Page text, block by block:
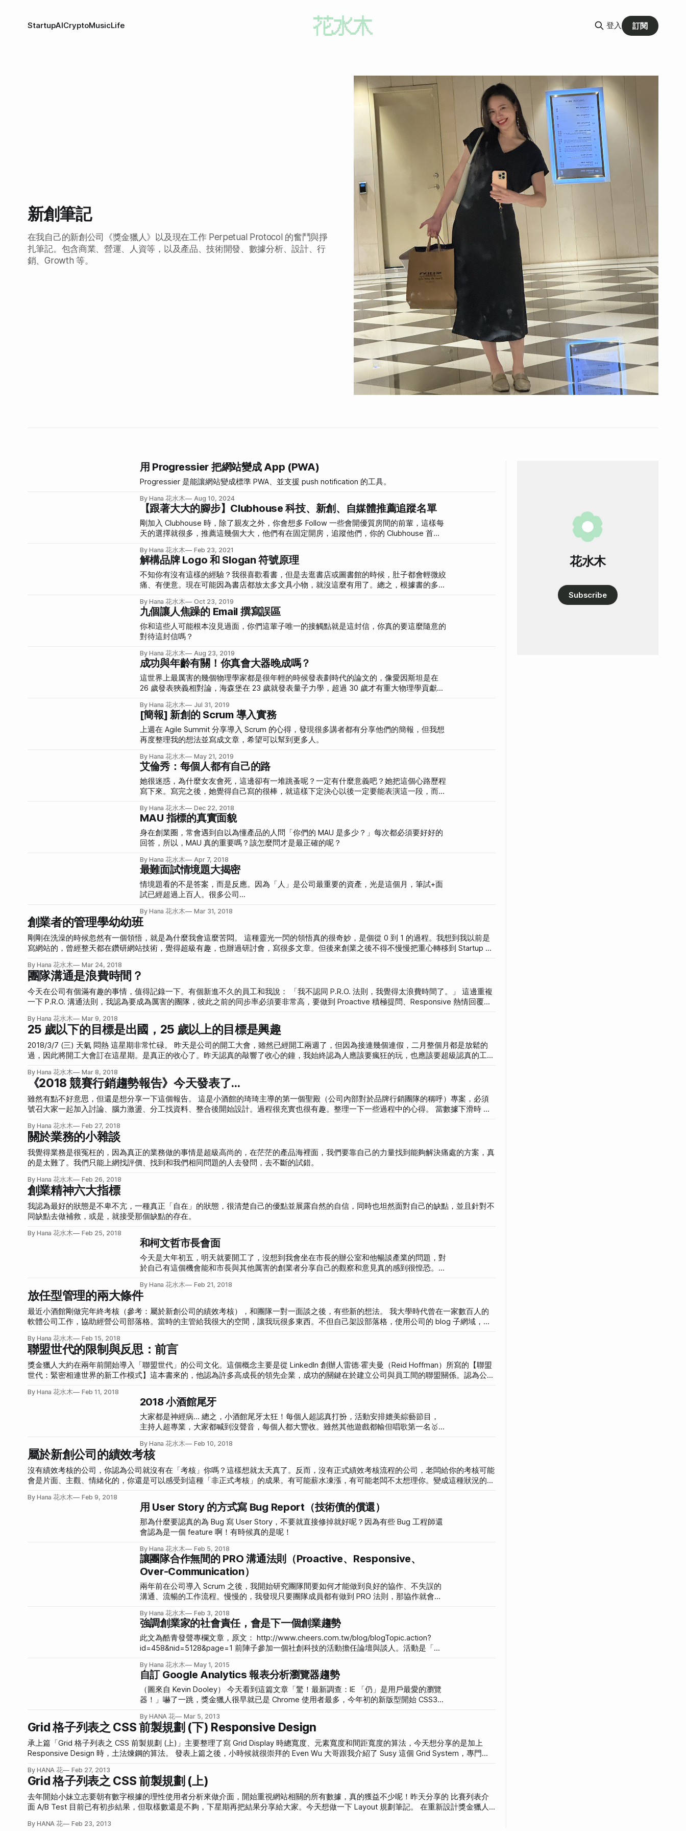
StartupAICryptoMusicLife 登入 訂閱
新創筆記
在我自己的新創公司《獎金獵人》以及現在工作 Perpetual Protocol 的奮鬥與掙
扎筆記。包含商業、營運、人資等，以及產品、技術開發、數據分析、設計、行
銷、Growth 等。
用 Progressier 把網站變成 App (PWA)
Progressier 是能讓網站變成標準 PWA、並支援 push notification 的工具。
By Hana 花水木 Aug 10, 2024
【跟著大大的腳步】Clubhouse 科技、新創、自媒體推薦追蹤名單
剛加入 Clubhouse 時，除了親友之外，你會想多 Follow 一些會開優質房間的前輩，這樣每
天的選擇就很多，推薦這幾個大大，他們有在固定開房，追蹤他們，你的 Clubhouse 首頁
By Hana 花水木 Feb 23, 2021
解構品牌 Logo 和 Slogan 符號原理
不知你有沒有這樣的經驗？我很喜歡看書，但是去逛書店或圖書館的時候，肚子都會輕微絞
痛、有便意。現在可能因為書店都放太多文具小物，就沒這麼有用了。總之，根據書的多
By Hana 花水木 Oct 23, 2019
九個讓人焦躁的 Email 撰寫誤區
你和這些人可能根本沒見過面，你們這輩子唯一的接觸點就是這封信，你真的要這麼隨意的
對待這封信嗎？
By Hana 花水木 Aug 23, 2019
成功與年齡有關！你真會大器晚成嗎？
這世界上最厲害的幾個物理學家都是很年輕的時候發表劃時代的論文的，像愛因斯坦是在
26 歲發表狹義相對論，海森堡在 23 歲就發表量子力學，超過 30 歲才有重大物理學貢獻的
By Hana 花水木 Jul 31, 2019
[簡報] 新創的 Scrum 導入實務
上週在 Agile Summit 分享導入 Scrum 的心得，發現很多講者都有分享他們的簡報，但我想
再度整理我的想法並寫成文章，希望可以幫到更多人。
By Hana 花水木 May 21, 2019
艾倫秀：每個人都有自己的路
她很迷惑，為什麼女友會死，這邊卻有一堆跳蚤呢？一定有什麼意義吧？她把這個心路歷程
寫下來。寫完之後，她覺得自己寫的很棒，就這樣下定決心以後一定要能表演這一段，而且
By Hana 花水木 Dec 22, 2018
MAU 指標的真實面貌
身在創業圈，常會遇到自以為懂產品的人問「你們的 MAU 是多少？」每次都必須要好好的
回答，所以，MAU 真的重要嗎？該怎麼問才是最正確的呢？
By Hana 花水木 Apr 7, 2018
最難面試情境題大揭密
情境題看的不是答案，而是反應。因為「人」是公司最重要的資產，光是這個月，筆試+面
試已經超過上百人。很多公司...
By Hana 花水木 Mar 31, 2018
創業者的管理學幼幼班
剛剛在洗澡的時候忽然有一個領悟，就是為什麼我會這麼苦悶。 這種靈光一閃的領悟真的很奇妙，是個從 0 到 1 的過程。我想到我以前是
寫網站的，曾經整天都在鑽研網站技術，覺得超級有趣，也辦過研討會，寫很多文章。但後來創業之後不得不慢慢把重心轉移到 Startup 本
就算大家講的東西我可以聽的懂，但我沒辦法「著手」寫程式了，就像失去魔力的魔法師一樣。是種落寞。但驚悚的是，當我重心轉移到創
業之後，「經營公司」也不是我擅長的，我的 Skill Set 點滿的可能只有產品這一塊，我知道如何定位，如何規畫產品，如何安排進度，如何
優化產品不斷改良，但也就僅止於此。我對於管理公司只有兩年的經驗，是菜鳥中的菜鳥，但因為我是公司的 CEO，我必須假裝我會這些
事情，我必須想辦法讓員工信服，可是很多時候，很多產品以外的事情，老實說我根本不知道怎樣才是最好的。
By Hana 花水木 Mar 24, 2018
團隊溝通是浪費時間？
今天在公司有個滿有趣的事情，值得記錄一下。有個新進不久的員工和我說： 「我不認同 P.R.O. 法則，我覺得太浪費時間了。」 這邊重複
一下 P.R.O. 溝通法則，我認為要成為厲害的團隊，彼此之前的同步率必須要非常高，要做到 Proactive 積極提問、Responsive 熱情回覆、
Over-Communication） 但我幾乎快忘記，這個法則僅限於「團隊」、「組織」型的人才，對於 SOHO 族、單幹王來說，會是很痛苦的一
件事情。這個情境完全把我拉回五年前的獎金獵人，當時我們完全就是「反 PRO 法則」的團隊，因為我們只有
By Hana 花水木 Mar 9, 2018
25 歲以下的目標是出國，25 歲以上的目標是興趣
2018/3/7 (三) 天氣 悶熱 這星期非常忙碌。 昨天是公司的開工大會，雖然已經開工兩週了，但因為接連幾個連假，二月整個月都是放鬆的
過，因此將開工大會訂在這星期。是真正的收心了。昨天認真的敲響了收心的鐘，我始終認為人應該要瘋狂的玩，也應該要超級認真的工
有漂亮的共識，然後我又花了一個月的時間沈澱，把這樣的共識變成實際可以執行的項目，最後又花兩週的時間，將這樣的計畫製作成好吸
收、容易理解、架構明確、邏輯清楚的簡報。 但是我知道這樣不夠，只在開工大會報告，不如這一年的每一天都身體力行這樣的計畫，並
且不斷的重複提醒、調整方向、反覆溝通，讓所有團隊在同一條線上。因為公司管理的工作幾乎都在我身上，對我來說這是很大的挑戰。記
得前陣子看到一篇文章，說「如果你對於 1:1 Meeting（一對一會議）會感到壓力的話，那你很有可能不適合管理」。看到之後其實我有點
By Hana 花水木 Mar 8, 2018
《2018 競賽行銷趨勢報告》今天發表了...
雖然有點不好意思，但還是想分享一下這個報告。 這是小酒館的琦琦主導的第一個聖殿（公司內部對於品牌行銷團隊的稱呼）專案，必須
號召大家一起加入討論、腦力激盪、分工找資料、整合後開始設計。過程很充實也很有趣。整理一下一些過程中的心得。 當數據下滑時 第
因為我們發現，原本想呈現「台灣的創意競賽越來越多了」的走勢圖，數據居然是越來越少，而且是自從 2016 年就猛烈下滑，就像崩盤的
比特幣一樣，讓人失去信心。 很有趣的是，就算你所在的環境氛圍多好，你的工作內容、獲得的回饋和薪資、能學習的知識都和原本一模
一樣，也很容易只因為看到「數據下滑」就認為公司好像在走下坡，這是一種隱形的、潛在的恐慌感。 大家看到數字的時候，忽然都變得
有些遲疑，不知道到底該如何發表這個數字。 「唔...好像不能就這樣發表耶...」Sally 總是很外向。 「但這應該算是最重要的數字了。」 我
By Hana 花水木 Feb 27, 2018
關於業務的小雜談
我覺得業務是很冤枉的，因為真正的業務做的事情是超級高尚的，在茫茫的產品海裡面，我們要靠自己的力量找到能夠解決痛處的方案，真
的是太難了。我們只能上網找評價、找到和我們相同問題的人去發問，去不斷的試錯。
By Hana 花水木 Feb 26, 2018
創業精神六大指標
我認為最好的狀態是不卑不亢，一種真正「自在」的狀態，很清楚自己的優點並展露自然的自信，同時也坦然面對自己的缺點，並且針對不
同缺點去做補救，或是，就接受那個缺點的存在。
By Hana 花水木 Feb 25, 2018
和柯文哲市長會面
今天是大年初五，明天就要開工了，沒想到我會坐在市長的辦公室和他暢談產業的問題，對
於自己有這個機會能和市長與其他厲害的創業者分享自己的觀察和意見真的感到很惶恐。趁
問題與解決方式，如果你有這個機會，一定要好好準備想表達的議題噢！可以是問題，也可
以是純分享你的觀察。 分享今天聊的幾個主題。 舉辦大型活動帶動消費 柯市長約了兩組年
輕人來對談，分別有網紅，還有新創團隊。大家一起討論產業問題，一開始閒聊的時候，市
長說台灣要用各種活動來帶動產業，因為只要有人潮就有機會（創造金流、傳遞信念等
by Mass，還應該要 Consumption by Mass，所有的活動都應該帶動消費，創造更多現金
流，才能讓經濟更好。 改革時，誰是受害者？ 以上是閒聊的內容。
By Hana 花水木 Feb 21, 2018
放任型管理的兩大條件
最近小酒館剛做完年終考核（參考：屬於新創公司的績效考核），和團隊一對一面談之後，有些新的想法。 我大學時代曾在一家數百人的
軟體公司工作，協助經營公司部落格。當時的主管給我很大的空間，讓我玩很多東西。不但自己架設部落格，使用公司的 blog 子網域，自
甚至還會發信給公司全體同仁，邀請他們一起來參與公司部落格的小活動。 很感謝當時主管的信任，現在回想起來，當時大學都沒畢業的
我，只是兼職打工，居然也願意放手讓我做，讓我發揮影響力。在公司我沒有和任何人有工作上的交集，也沒有定時給我明確的方向，真的
就是放我做。第二份工作是在一個很小的科技行銷公司，我的工作是網站架設，也有部分行銷活動的操作，只有我一個員工，老闆幾乎從來
不在公司。但只要給我一個方向，我都能夠自己燃燒，不用跟我說什麼，我就能對工作內容很有熱情。 因為這樣的經歷，讓我以為正確的
型」、「
By Hana 花水木 Feb 15, 2018
聯盟世代的限制與反思：前言
獎金獵人大約在兩年前開始導入「聯盟世代」的公司文化。這個概念主要是從 LinkedIn 創辦人雷德‧霍夫曼（Reid Hoffman）所寫的【聯盟
世代：緊密相連世界的新工作模式】這本書來的，他認為許多高成長的領先企業，成功的關鍵在於建立公司與員工間的聯盟關係。認為公司
命。企業必須與員工聯盟，建立有明確作戰目標的團隊，善用具創業思維的人才才有戰力！ 後來羅輯思維第 174 集【樊登：联盟，雇主与
员工的新型关系】有請樊登來講過這個主題，是他讀完這本書後，加入個人意見的整理。（樊登在這之後知名度也提昇很多） 我們當時覺
得這個點子真的很棒，所以馬上就導入了。第一步驟就是針對所有面試的人，會多問幾個問題。 「你預計在我們公司待幾年？」 「你希望
這些年過去，你會變成什麼樣的狀態？」 但是，通常第一個問題就會嚇到人，在台灣大家還是不習慣如此直接。目前有面試過的經驗，
By Hana 花水木 Feb 11, 2018
2018 小酒館尾牙
大家都是神經病... 總之，小酒館尾牙太狂！每個人超認真打扮，活動安排媲美綜藝節目，
主持人超專業，大家都喊到沒聲音，每個人都大豐收。雖然其他遊戲都輸但唱歌第一名🥇超
By Hana 花水木 Feb 10, 2018
屬於新創公司的績效考核
沒有績效考核的公司，你認為公司就沒有在「考核」你嗎？這樣想就太天真了。反而，沒有正式績效考核流程的公司，老闆給你的考核可能
會是片面、主觀、情緒化的，你還是可以感受到這種「非正式考核」的成果。有可能薪水凍漲，有可能老闆不太想理你。變成這種狀況的
By Hana 花水木 Feb 9, 2018
用 User Story 的方式寫 Bug Report（技術債的償還）
那為什麼要認真的為 Bug 寫 User Story，不要就直接修掉就好呢？因為有些 Bug 工程師還
會認為是一個 feature 啊！有時候真的是呢！
By Hana 花水木 Feb 5, 2018
讓團隊合作無間的 PRO 溝通法則（Proactive、Responsive、
Over-Communication）
兩年前在公司導入 Scrum 之後，我開始研究團隊間要如何才能做到良好的協作、不失誤的
溝通、流暢的工作流程。慢慢的，我發現只要團隊成員都有做到 PRO 法則，那協作就會順
主管、員工，只要有一個人沒做到，那團隊的效率和快樂度就會減低。 最初的靈感是來自
於建立 Scrum Team 的時候。因為我們是網站開發團隊，有規劃、設計、前端、後端等等
都是不同人負責，協作緊密的程度非常重要。當時碰到很多協作的問題，像是卡住也不講就
直接 pending 整個開發、規格明明有問題還照做、做出來和當初說的不同等等。在不斷的
年，我發現當大家越來越 PRO，開發效率就越好。 後來我更發現，不光是工程的協作，其
他團隊也是很需要的。
By Hana 花水木 Feb 3, 2018
強調創業家的社會責任，會是下一個創業趨勢
此文為酷青發聲專欄文章，原文： http://www.cheers.com.tw/blog/blogTopic.action?
id=458&nid=5128&page=1 前陣子參加一個社創科技的活動擔任論壇與談人。活動是「用
實作出來並上台簡報，很多很棒的想法被丟出來討論。 以創業家的身分去，不知為何讓我
有點慚愧。他們解決的問題都是改善社會，讓世界更美好：讓地球的水資源回收更有效率、
讓受難家庭可以得到妥善照護、讓急救醫療體系更透明。相比起來，我的創業題目：獎金獵
人，願景「讓年輕創意人實現夢想」，瞬間顯得好渺小。 但是他們共同遇到的問題就是存
收，知道那個痛之後，就一直很花心思在收支平衡這部份。我們認為先有辦法存活，才能講
夢想。直到現在，感覺起來運作的不錯，但實際上「
By Hana 花水木 May 1, 2015
自訂 Google Analytics 報表分析瀏覽器趨勢
（圖來自 Kevin Dooley） 今天看到這篇文章「驚！最新調查：IE 「仍」是用戶最愛的瀏覽
器！」嚇了一跳，獎金獵人很早就已是 Chrome 使用者最多，今年初的新版型開始 CSS3
CSS3 圓角、陰影就會看不見，我也懶得為了老舊瀏覽器使用者製作圓角圖。 但為了更進一
步確認，所以著手分析了獎金獵人的使用者使用的瀏覽器。 Google Analytics 永遠是使用
者分析最好的工具，不過他的瀏覽器報表卻不大好用。看起來是這樣的， 加上次要維度之
後可以看出瀏覽器版本的差異。 不過如上圖， Chrome 版本號 24 開頭的也太多了，但對
By HANA 花 Mar 5, 2013
Grid 格子列表之 CSS 前製規劃 (下) Responsive Design
承上篇「Grid 格子列表之 CSS 前製規劃 (上)」主要整理了寫 Grid Display 時總寬度、元素寬度和間距寬度的算法，今天想分享的是加上
Responsive Design 時，土法煉鋼的算法。 發表上篇之後，小時候就很崇拜的 Even Wu 大哥跟我介紹了 Susy 這個 Grid System，專門給
要的是內容呈現時的格子，每個頁面需要的 Grid Display 元素寬度又不盡相同，加上我已經土法煉鋼地用手算了，研究魂燃起，還是算完它
吧！ 在 Facebook 分享時，
By HANA 花 Feb 27, 2013
Grid 格子列表之 CSS 前製規劃 (上)
去年開始小妹立志要朝有數字根據的理性使用者分析來做介面，開始重視網站相關的所有數據，真的獲益不少呢！昨天分享的 比賽列表介
面 A/B Test 目前已有初步結果，但取樣數還是不夠，下星期再把結果分享給大家。今天想做一下 Layout 規劃筆記。 在重新設計獎金獵人
顯示底下有不同設計，因此花了些時間計算出每個 item 的寬度以及 item 之間的間距，並讓不同寬度總寬度都符合 980px。 在做 Grid 格子
By HANA 花 Feb 23, 2013
花水木
Subscribe